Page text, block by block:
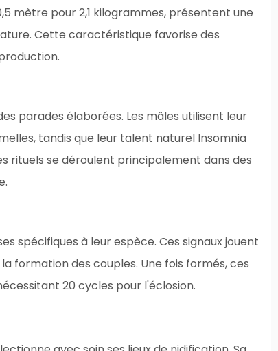
mètre pour 2,1 kilogrammes, présentent une
Cette caractéristique favorise des
parades élaborées. Les mâles utilisent leur
tandis que leur talent naturel Insomnia
rituels se déroulent principalement dans des
spécifiques à leur espèce. Ces signaux jouent
formation des couples. Une fois formés, ces
20 cycles pour l'éclosion.